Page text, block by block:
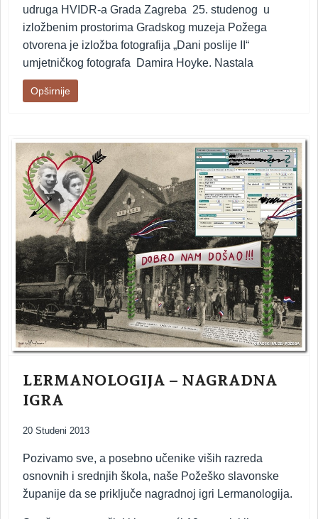
udruga HVIDR-a Grada Zagreba 25. studenog u
izložbenim prostorima Gradskog muzeja Požega
otvorena je izložba fotografija „Dani poslije II“
umjetničkog fotografa Damira Hoyke. Nastala
Opširnije
LERMANOLOGIJA – NAGRADNA
IGRA
20 Studeni 2013
Pozivamo sve, a posebno učenike viših razreda
osnovnih i srednjih škola, naše Požeško slavonske
županije da se priključe nagradnoj igri Lermanologija.